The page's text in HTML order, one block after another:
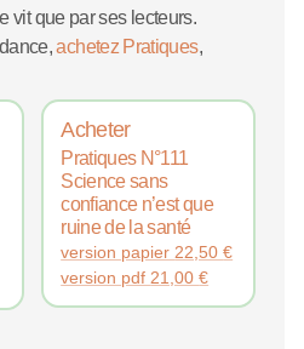
vit que par ses lecteurs.
achetez Pratiques,
Acheter
Pratiques N°111
Science sans
confiance n’est que
ruine de la santé
version papier 22,50€
version pdf 21,00€